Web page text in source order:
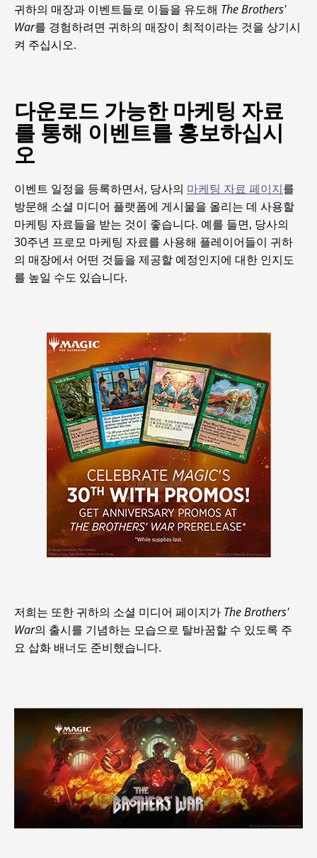
귀하의 매장과 이벤트들로 이들을 유도해 The Brothers'
War를 경험하려면 귀하의 매장이 최적이라는 것을 상기시
켜 주십시오.
다운로드 가능한 마케팅 자료
를 통해 이벤트를 홍보하십시
오
이벤트 일정을 등록하면서, 당사의 마케팅 자료 페이지를
방문해 소셜 미디어 플랫폼에 게시물을 올리는 데 사용할
마케팅 자료들을 받는 것이 좋습니다. 예를 들면, 당사의
30주년 프로모 마케팅 자료를 사용해 플레이어들이 귀하
의 매장에서 어떤 것들을 제공할 예정인지에 대한 인지도
를 높일 수도 있습니다.
저희는 또한 귀하의 소셜 미디어 페이지가 The Brothers'
War의 출시를 기념하는 모습으로 탈바꿈할 수 있도록 주
요 삽화 배너도 준비했습니다.